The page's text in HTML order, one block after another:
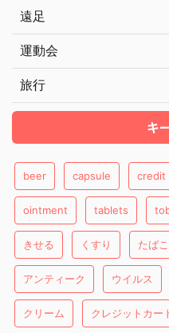
遠足
運動会
旅行
キ
beer capsule credit
ointment tablets
きせる くすり たばこ
アンティーク ウイルス
クリーム クレジットカー